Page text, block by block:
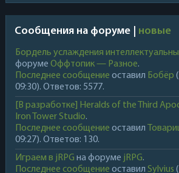
Сообщения на форуме | новые
Бордель услаждения
форуме Оффтопик — Разное.
Последнее сообщение оставил Бобёр
09:30). Ответов: 5577.
[В разработке] Heralds of the Third
Iron Tower Studio.
Последнее сообщение оставил
09:27). Ответов: 130.
Играем в jRPG на форуме jRPG.
Последнее сообщение оставил Sylvius